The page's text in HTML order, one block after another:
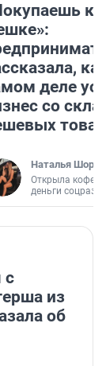
деле
со
Наталья
Открыла
деньги
с
из
об